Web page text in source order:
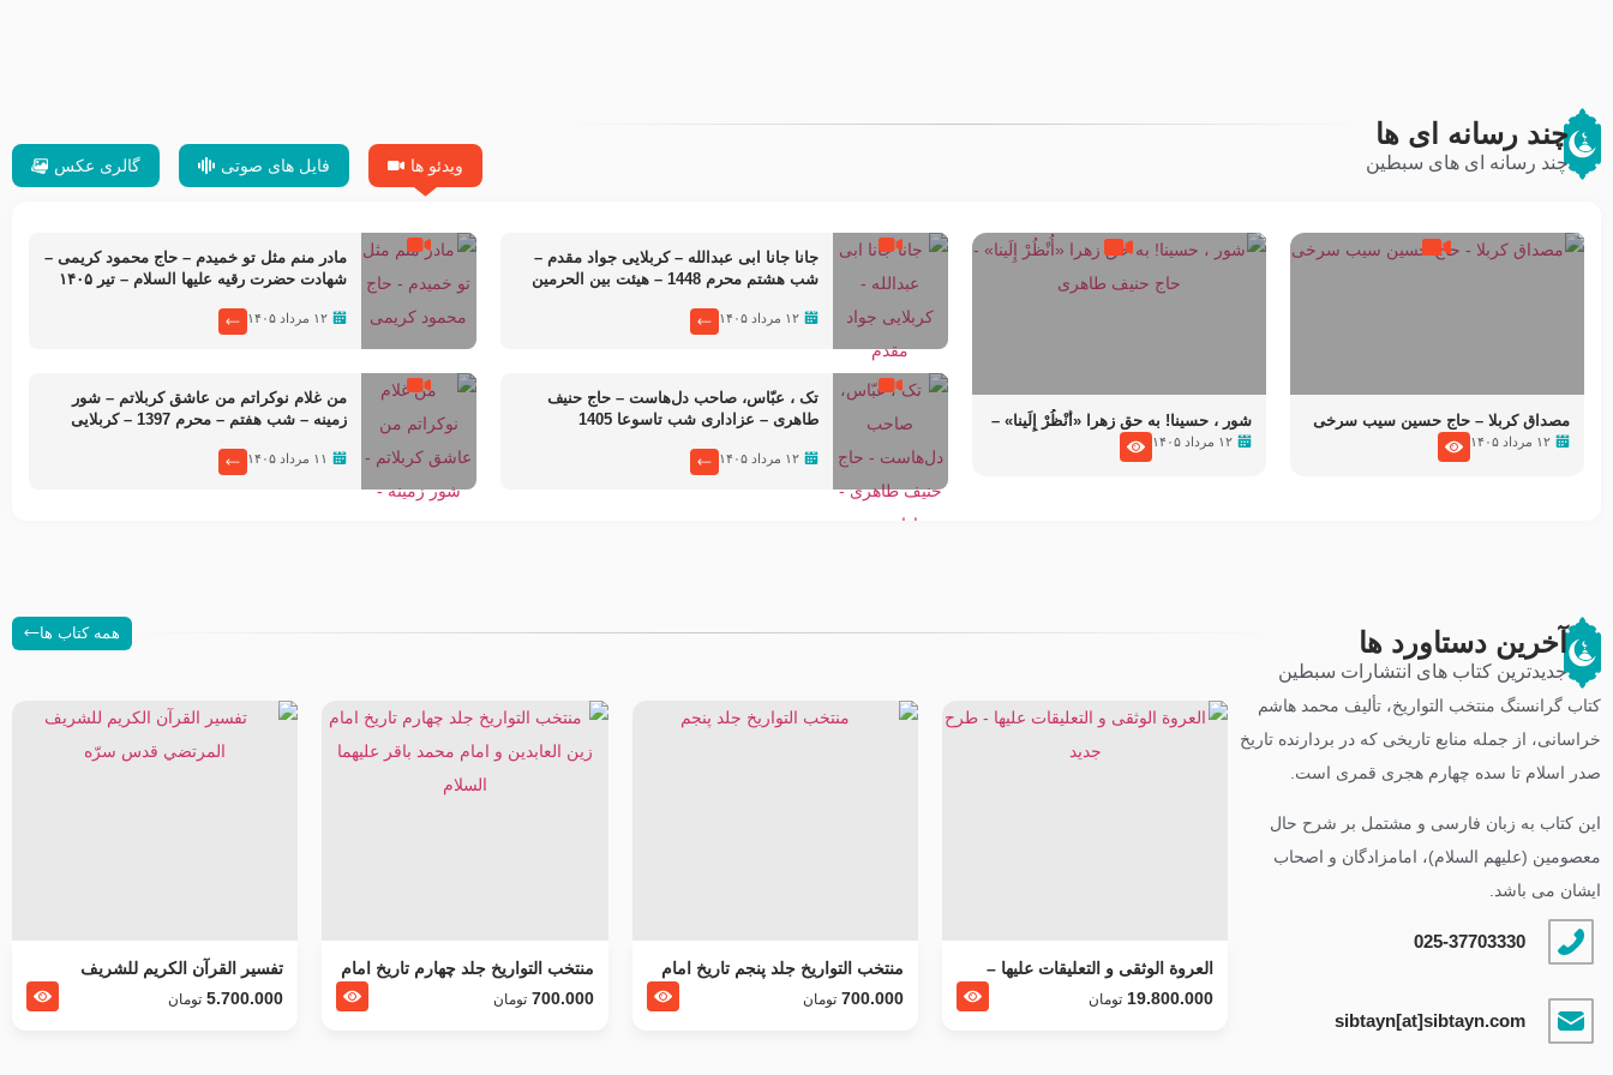
چند رسانه ای ها
چند رسانه ای های سبطین ویدئو ها فایل های صوتی گالری عکس
مصداق کربلا – حاج حسین سیب سرخی
۱۲ مرداد ۱۴۰۵
شور ، حسینا! به‌ حق زهرا «أُنْظُرْ إِلَینا» –
عزاداری شب هفتم ماه محرّم 1405
۱۲ مرداد ۱۴۰۵
جانا جانا ابی عبدالله – کربلایی جواد مقدم –
شب هشتم محرم 1448 – هیئت بین الحرمین
۱۲ مرداد ۱۴۰۵
مادر منم مثل تو خمیدم – حاج محمود کریمی –
شهادت حضرت رقیه علیها السلام – تیر ۱۴۰۵
۱۲ مرداد ۱۴۰۵
تک ، عبّاس، صاحب دل‌هاست – حاج حنیف
طاهری – عزاداری شب تاسوعا 1405
۱۲ مرداد ۱۴۰۵
من غلام نوکراتم من عاشق کربلاتم – شور
زمینه – شب هفتم – محرم 1397 – کربلایی
۱۱ مرداد ۱۴۰۵
آخرین دستاورد ها
جدیدترین کتاب های انتشارات سبطین
همه کتاب ها
کتاب گرانسنگ منتخب التواريخ، تألیف محمد هاشم
خراسانی، از جمله منابع تاریخی که در بردارنده تاریخ
صدر اسلام تا سده چهارم هجری قمری است.
این کتاب به زبان فارسی و مشتمل بر شرح حال
معصومین (علیهم السلام)، امامزادگان و اصحاب
ایشان می باشد.
025-37703330
sibtayn[at]sibtayn.com
العروة الوثقى و التعليقات عليها –
طرح جدید
19.800.000 تومان
منتخب التواریخ جلد پنجم تاریخ امام
جعفر صادق و امام موسی بن جعفر
700.000 تومان
منتخب التواریخ جلد چهارم تاریخ امام
زین العابدین و امام محمد باقر علیهما
700.000 تومان
تفسير القرآن الكريم للشريف
المرتضي قدس سرّه
5.700.000 تومان